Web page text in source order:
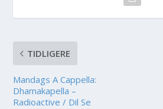
TIDLIGERE
Mandags A Cappella:
Dhamakapella –
Radioactive / Dil Se